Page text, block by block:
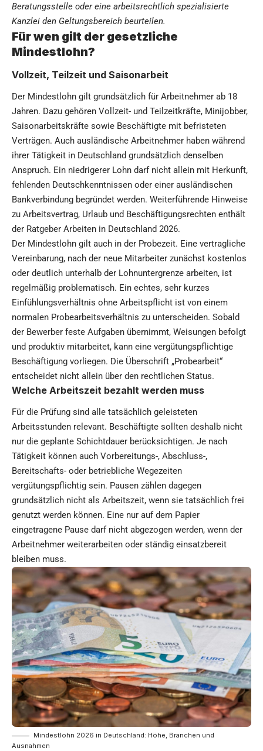
Beratungsstelle oder eine arbeitsrechtlich spezialisierte
Kanzlei den Geltungsbereich beurteilen.
Für wen gilt der gesetzliche
Mindestlohn?
Vollzeit, Teilzeit und Saisonarbeit
Der Mindestlohn gilt grundsätzlich für Arbeitnehmer ab 18
Jahren. Dazu gehören Vollzeit- und Teilzeitkräfte, Minijobber,
Saisonarbeitskräfte sowie Beschäftigte mit befristeten
Verträgen. Auch ausländische Arbeitnehmer haben während
ihrer Tätigkeit in Deutschland grundsätzlich denselben
Anspruch. Ein niedrigerer Lohn darf nicht allein mit Herkunft,
fehlenden Deutschkenntnissen oder einer ausländischen
Bankverbindung begründet werden. Weiterführende Hinweise
zu Arbeitsvertrag, Urlaub und Beschäftigungsrechten enthält
der Ratgeber Arbeiten in Deutschland 2026.
Der Mindestlohn gilt auch in der Probezeit. Eine vertragliche
Vereinbarung, nach der neue Mitarbeiter zunächst kostenlos
oder deutlich unterhalb der Lohnuntergrenze arbeiten, ist
regelmäßig problematisch. Ein echtes, sehr kurzes
Einfühlungsverhältnis ohne Arbeitspflicht ist von einem
normalen Probearbeitsverhältnis zu unterscheiden. Sobald
der Bewerber feste Aufgaben übernimmt, Weisungen befolgt
und produktiv mitarbeitet, kann eine vergütungspflichtige
Beschäftigung vorliegen. Die Überschrift „Probearbeit“
entscheidet nicht allein über den rechtlichen Status.
Welche Arbeitszeit bezahlt werden muss
Für die Prüfung sind alle tatsächlich geleisteten
Arbeitsstunden relevant. Beschäftigte sollten deshalb nicht
nur die geplante Schichtdauer berücksichtigen. Je nach
Tätigkeit können auch Vorbereitungs-, Abschluss-,
Bereitschafts- oder betriebliche Wegezeiten
vergütungspflichtig sein. Pausen zählen dagegen
grundsätzlich nicht als Arbeitszeit, wenn sie tatsächlich frei
genutzt werden können. Eine nur auf dem Papier
eingetragene Pause darf nicht abgezogen werden, wenn der
Arbeitnehmer weiterarbeiten oder ständig einsatzbereit
bleiben muss.
Mindestlohn 2026 in Deutschland: Höhe, Branchen und
Ausnahmen